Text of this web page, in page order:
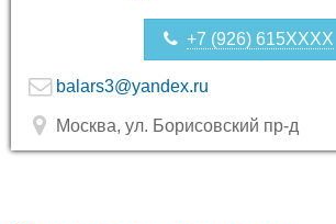
+7 (926) 615XXXX
balars3@yandex.ru
Москва, ул. Борисовский пр-д